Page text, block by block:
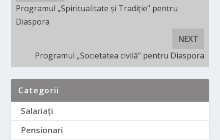
Programul „Spiritualitate și Tradiție” pentru
Diaspora
NEXT
Programul „Societatea civilă” pentru Diaspora
Categorii
Salariați
Pensionari